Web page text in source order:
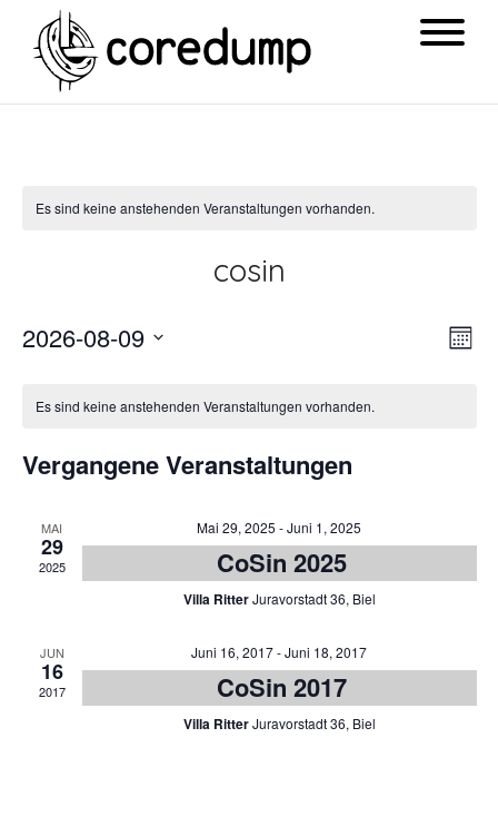
Es sind keine anstehenden Veranstaltungen vorhanden.
cosin
2026-08-09
Es sind keine anstehenden Veranstaltungen vorhanden.
Vergangene Veranstaltungen
MAI
29
2025
Mai 29, 2025 -Juni 1, 2025
CoSin 2025
Villa RitterJuravorstadt 36, Biel
JUN
16
2017
Juni 16, 2017-Juni 18, 2017
CoSin 2017
Villa RitterJuravorstadt 36, Biel